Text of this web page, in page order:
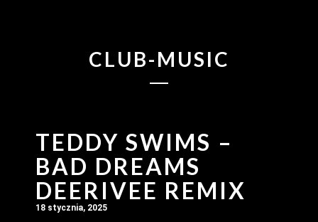
CLUB-MUSIC
TEDDY SWIMS –
BAD DREAMS
DEERIVEE REMIX
18 stycznia, 2025